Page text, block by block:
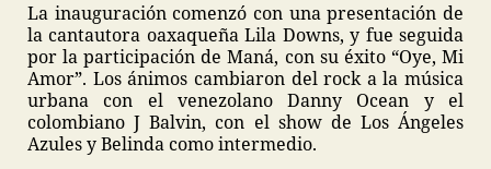
La inauguración comenzó con una presentación de
la cantautora oaxaqueña Lila Downs, y fue seguida
por la participación de Maná, con su éxito “Oye, Mi
Amor”. Los ánimos cambiaron del rock a la música
urbana con el venezolano Danny Ocean y el
colombiano J Balvin, con el show de Los Ángeles
Azules y Belinda como intermedio.